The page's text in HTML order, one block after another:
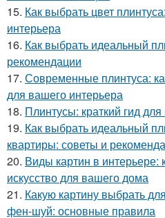
15. Как выбрать цвет
интерьера
16. Как выбрать идеальный
рекомендации
17. Современные плинтуса:
для вашего интерьера
18. Плинтусы: краткий гид
19. Как выбрать идеальный
квартиры: советы и
20. Виды картин в
искусство для вашего дома
21. Какую картину выбрать
фен-шуй: основные правила